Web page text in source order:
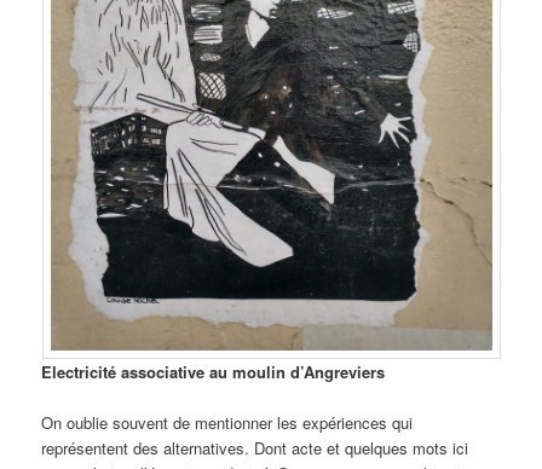
Electricité associative au moulin d’Angreviers
On oublie souvent de mentionner les expériences qui
représentent des alternatives. Dont acte et quelques mots ici